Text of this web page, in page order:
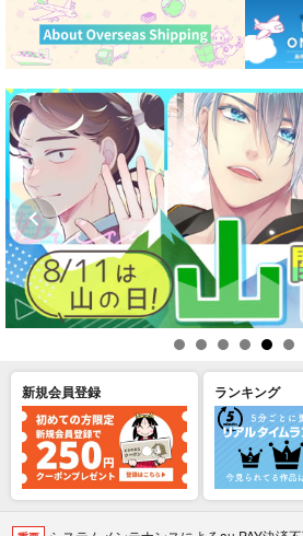
新規会員登録 ランキング